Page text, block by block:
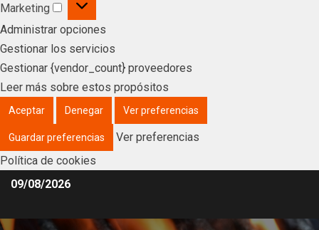
Marketing
Administrar opciones
Gestionar los servicios
Gestionar {vendor_count} proveedores
Leer más sobre estos propósitos
Aceptar Denegar Ver preferencias
Guardar preferencias
Ver preferencias
Política de cookies
09/08/2026